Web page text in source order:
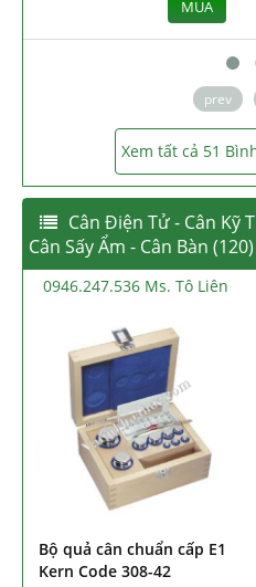
MUA
prev
Xem tất cả 51
Cân Điện Tử - Cân Kỹ
Cân Sấy Ẩm - Cân Bàn (120)
0946.247.536 Ms. Tô Liên
Bộ quả cân chuẩn cấp E1
Kern Code 308-42